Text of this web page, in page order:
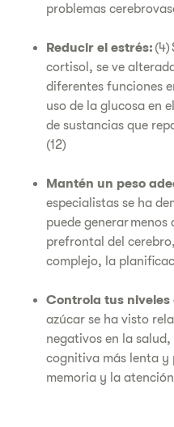
problemas
Reducir el estrés: (4)
cortisol, se ve
diferentes funciones
uso de la glucosa en
de sustancias que
(12)
Mantén un peso
especialistas se ha
puede generar
prefrontal del
complejo, la
Controla tus niveles
azúcar se ha visto
negativos en la
cognitiva más lenta y
memoria y la